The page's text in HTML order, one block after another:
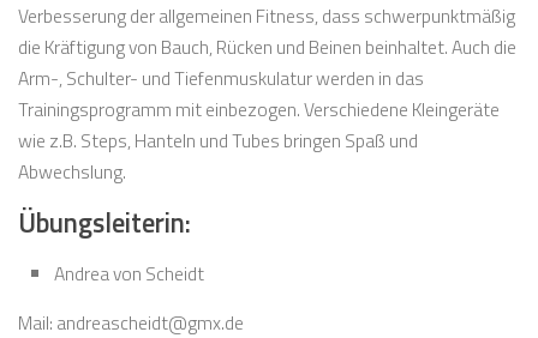
Verbesserung der allgemeinen Fitness, dass schwerpunktmäßig
die Kräftigung von Bauch, Rücken und Beinen beinhaltet. Auch die
Arm-, Schulter- und Tiefenmuskulatur werden in das
Trainingsprogramm mit einbezogen. Verschiedene Kleingeräte
wie z.B. Steps, Hanteln und Tubes bringen Spaß und
Abwechslung.
Übungsleiterin:
Andrea von Scheidt
Mail: andreascheidt@gmx.de